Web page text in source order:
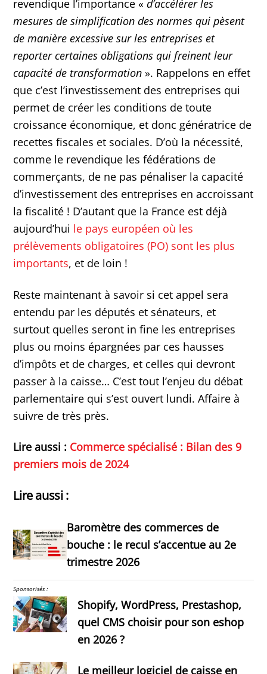
revendique l’importance «d’accélérer les
mesures de simplification des normes qui pèsent
de manière excessive sur les entreprises et
reporter certaines obligations qui freinent leur
capacité de transformation ». Rappelons en effet
que c’est l’investissement des entreprises qui
permet de créer les conditions de toute
croissance économique, et donc génératrice de
recettes fiscales et sociales. D’où la nécessité,
comme le revendique les fédérations de
commerçants, de ne pas pénaliser la capacité
d’investissement des entreprises en accroissant
la fiscalité ! D’autant que la France est déjà
aujourd’hui le pays européen où les
prélèvements obligatoires (PO) sont les plus
importants, et de loin !
Reste maintenant à savoir si cet appel sera
entendu par les députés et sénateurs, et
surtout quelles seront in fine les entreprises
plus ou moins épargnées par ces hausses
d’impôts et de charges, et celles qui devront
passer à la caisse… C’est tout l’enjeu du débat
parlementaire qui s’est ouvert lundi. Affaire à
suivre de très près.
Lire aussi : Commerce spécialisé : Bilan des 9
premiers mois de 2024
Lire aussi :
Baromètre des commerces de
bouche : le recul s’accentue au 2e
trimestre 2026
Sponsorisés :
Shopify, WordPress, Prestashop,
quel CMS choisir pour son eshop
en 2026 ?
Le meilleur logiciel de caisse en